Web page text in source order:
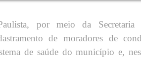
por meio da Secretaria
de moradores de
de saúde do município e,